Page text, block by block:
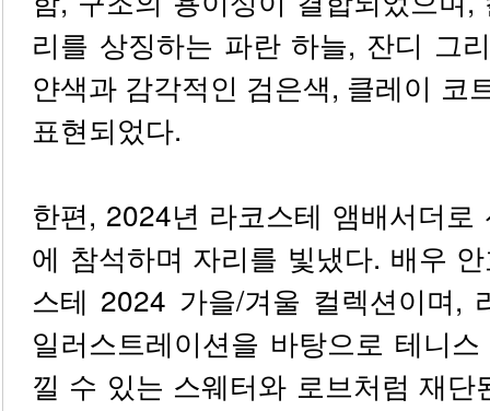
리를 상징하는 파란 하늘, 잔디 그
얀색과 감각적인 검은색, 클레이 코
표현되었다.
한편, 2024년 라코스테 앰배서더
에 참석하며 자리를 빛냈다. 배우
스테 2024 가을/겨울 컬렉션이며,
일러스트레이션을 바탕으로 테니
낄 수 있는 스웨터와 로브처럼 재